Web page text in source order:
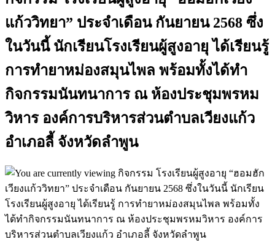
แก้ววิทยา” ประจำเดือน กันยายน 2568 ซึ่ง
ในวันนี้ นักเรียนโรงเรียนผู้สูงอายุ ได้เรียนรู้
การทำยาหม่องสมุนไพล พร้อมทั้งได้ทำ
กิจกรรมนันทนาการ ณ ห้องประชุมพรหม
วิหาร องค์การบริหารส่วนตำบลเวียงแก้ว
อำเภอลี้ จังหวัดลำพูน